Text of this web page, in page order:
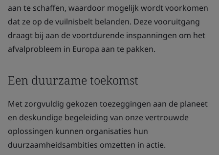
aan te schaffen, waardoor mogelijk wordt voorkomen
dat ze op de vuilnisbelt belanden. Deze vooruitgang
draagt bij aan de voortdurende inspanningen om het
afvalprobleem in Europa aan te pakken.
Een duurzame toekomst
Met zorgvuldig gekozen toezeggingen aan de planeet
en deskundige begeleiding van onze vertrouwde
oplossingen kunnen organisaties hun
duurzaamheidsambities omzetten in actie.